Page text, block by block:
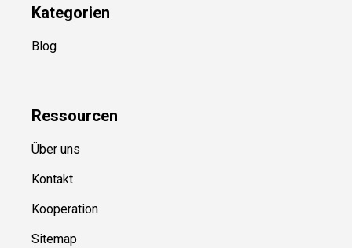
Kategorien
Blog
Ressourcen
Über uns
Kontakt
Kooperation
Sitemap